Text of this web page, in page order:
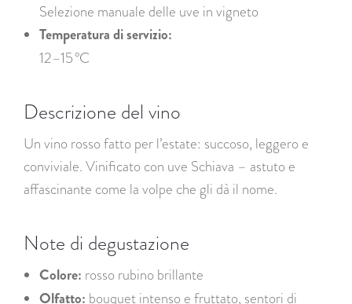
Selezione manuale delle uve in vigneto
Temperatura di servizio:
12–15 °C
Descrizione del vino
Un vino rosso fatto per l’estate: succoso, leggero e
conviviale. Vinificato con uve Schiava – astuto e
affascinante come la volpe che gli dà il nome.
Note di degustazione
Colore: rosso rubino brillante
Olfatto: bouquet intenso e fruttato, sentori di